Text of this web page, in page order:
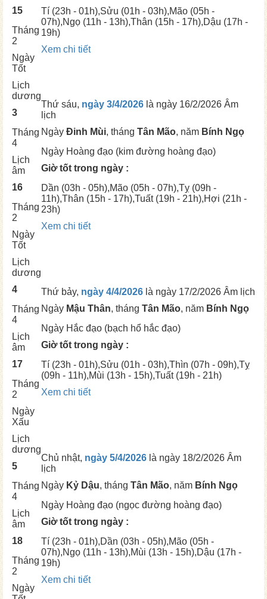
15
Tháng
2
Ngày
Tốt
Tí (23h - 01h),Sửu (01h - 03h),Mão (05h -
07h),Ngọ (11h - 13h),Thân (15h - 17h),Dậu (17h -
19h)
Xem chi tiết
Lịch
dương
3
Tháng
4
Lịch
âm
16
Tháng
2
Ngày
Tốt
Thứ sáu, ngày 3/4/2026 là ngày 16/2/2026 Âm
lịch
Ngày Đinh Mùi, tháng Tân Mão, năm Bính Ngọ
Ngày Hoàng đạo (kim đường hoàng đạo)
Giờ tốt trong ngày :
Dần (03h - 05h),Mão (05h - 07h),Tỵ (09h -
11h),Thân (15h - 17h),Tuất(19h - 21h),Hợi (21h -
23h)
Xem chi tiết
Lịch
dương
4
Tháng
4
Lịch
âm
17
Tháng
2
Ngày
Xấu
Thứ bảy, ngày 4/4/2026 là ngày 17/2/2026 Âm lịch
Ngày Mậu Thân, tháng Tân Mão, năm Bính Ngọ
Ngày Hắc đạo (bạch hổ hắc đạo)
Giờ tốt trong ngày :
Tí (23h - 01h),Sửu (01h - 03h),Thìn (07h - 09h),Tỵ
(09h - 11h),Mùi (13h - 15h),Tuất(19h - 21h)
Xem chi tiết
Lịch
dương
5
Tháng
4
Lịch
âm
18
Tháng
2
Ngày
Chủ nhật, ngày 5/4/2026 là ngày 18/2/2026 Âm
lịch
Ngày Kỷ Dậu, tháng Tân Mão, năm Bính Ngọ
Ngày Hoàng đạo (ngọc đường hoàng đạo)
Giờ tốt trong ngày :
Tí (23h - 01h),Dần (03h - 05h),Mão (05h -
07h),Ngọ (11h - 13h),Mùi (13h - 15h),Dậu (17h -
19h)
Xem chi tiết